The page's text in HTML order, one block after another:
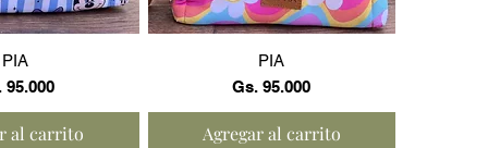
rápida
PIA
95.000
al carrito
Vista rápida
PIA
Precio
Gs. 95.000
Agregar al carrito